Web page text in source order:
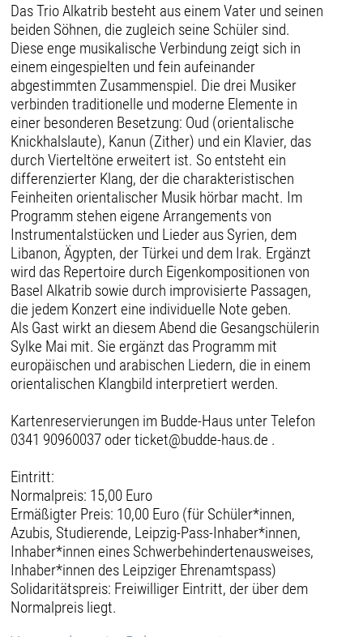
Das Trio Alkatrib besteht aus einem Vater und seinen
beiden Söhnen, die zugleich seine Schüler sind.
Diese enge musikalische Verbindung zeigt sich in
einem eingespielten und fein aufeinander
abgestimmten Zusammenspiel. Die drei Musiker
verbinden traditionelle und moderne Elemente in
einer besonderen Besetzung: Oud (orientalische
Knickhalslaute), Kanun (Zither) und ein Klavier, das
durch Vierteltöne erweitert ist. So entsteht ein
differenzierter Klang, der die charakteristischen
Feinheiten orientalischer Musik hörbar macht. Im
Programm stehen eigene Arrangements von
Instrumentalstücken und Lieder aus Syrien, dem
Libanon, Ägypten, der Türkei und dem Irak. Ergänzt
wird das Repertoire durch Eigenkompositionen von
Basel Alkatrib sowie durch improvisierte Passagen,
die jedem Konzert eine individuelle Note geben.
Als Gast wirkt an diesem Abend die Gesangschülerin
Sylke Mai mit. Sie ergänzt das Programm mit
europäischen und arabischen Liedern, die in einem
orientalischen Klangbild interpretiert werden.
Kartenreservierungen im Budde-Haus unter Telefon
0341 90960037 oder ticket@budde-haus.de .
Eintritt:
Normalpreis: 15,00 Euro
Ermäßigter Preis: 10,00 Euro (für Schüler*innen,
Azubis, Studierende, Leipzig-Pass-Inhaber*innen,
Inhaber*innen eines Schwerbehindertenausweises,
Inhaber*innen des Leipziger Ehrenamtspass)
Solidaritätspreis: Freiwilliger Eintritt, der über dem
Normalpreis liegt.